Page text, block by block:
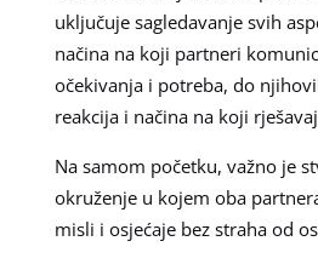
uključuje sagledavanje svih
načina na koji partneri
očekivanja i potreba, do
reakcija i načina na koji
Na samom početku, važno je
okruženje u kojem oba
misli i osjećaje bez straha od